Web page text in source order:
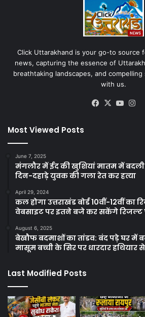
Click Uttarakhand is your go-to source
news, capturing the essence of
breathtaking landscapes, and
with us.
Facebook
X
Most Viewed Posts
June 7, 2025
मंगलौर में ईद की खुशियां मातम में
दिन-दहाड़े युवक की गला रेत कर हत्या
April 29, 2024
कल होगा उत्तराखंड बोर्ड 10वीं-12वीं का
वेबसाइट पर इतने बजे कर सकेंगे
August 6, 2025
बेखौफ बदमाशों का तांडव: बंद पड़े घर में
मासूम बच्ची के सिर पर धारदार हथियार
Last Modified Posts